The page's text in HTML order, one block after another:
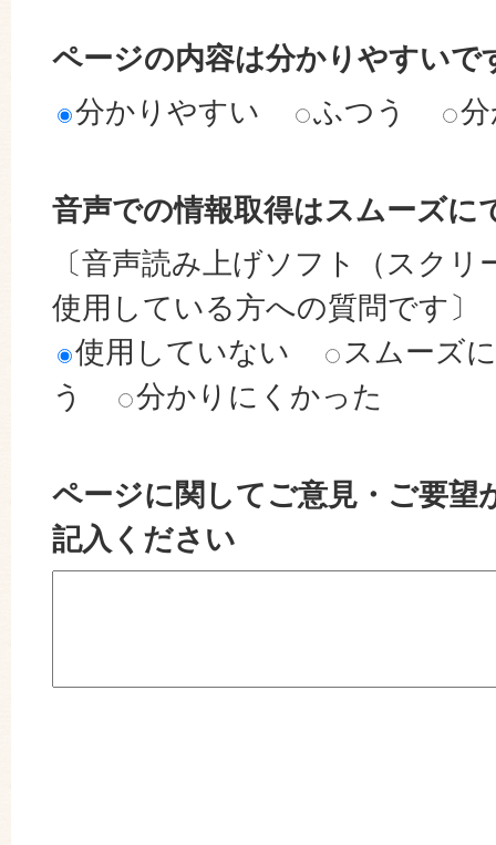
ページの内容は分かりやすいで
分かりやすい
ふつう
音声での情報取得はスムーズに
〔音声読み上げソフト（スク
使用している方への質問です〕
使用していない
スムーズ
う
分かりにくかった
ページに関してご意見・ご要望
記入ください